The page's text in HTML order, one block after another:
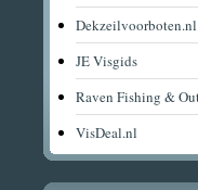
Dekzeilvoorboten.nl
JE Visgids
Raven Fishing &
VisDeal.nl